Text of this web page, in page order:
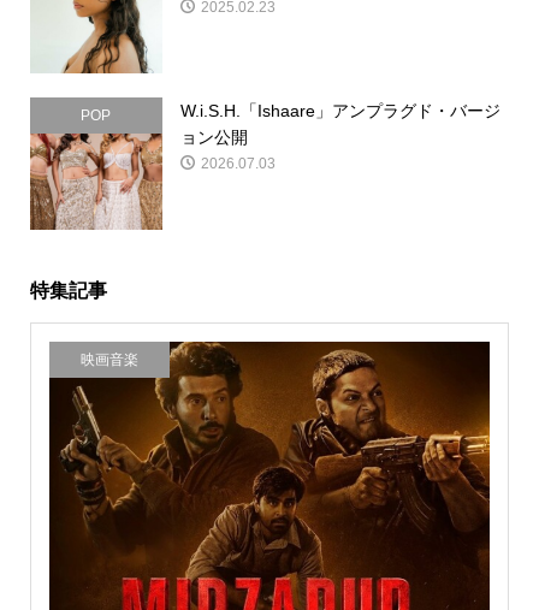
2025.02.23
POP
W.i.S.H.「Ishaare」アンプラグド・バージ
ョン公開
2026.07.03
特集記事
映画音楽